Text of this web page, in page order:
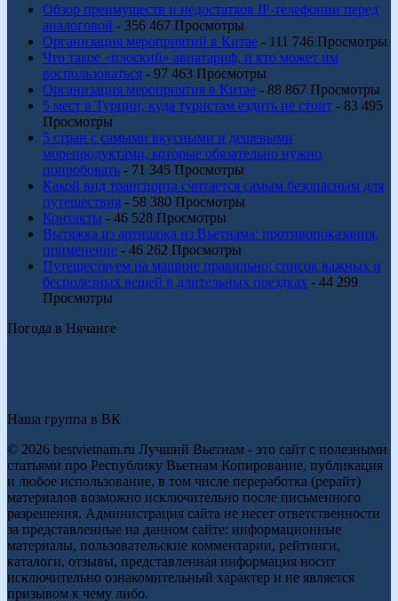
Обзор преимуществ и недостатков IP-телефонии перед
аналоговой - 356 467 Просмотры
Организация мероприятий в Китае - 111 746 Просмотры
Что такое «плоский» авиатариф, и кто может им
воспользоваться - 97 463 Просмотры
Организация мероприятия в Китае - 88 867 Просмотры
5 мест в Турции, куда туристам ездить не стоит - 83 495
Просмотры
5 стран с самыми вкусными и дешевыми
морепродуктами, которые обязательно нужно
попробовать - 71 345 Просмотры
Какой вид транспорта считается самым безопасным для
путешествия - 58 380 Просмотры
Контакты - 46 528 Просмотры
Вытяжка из артишока из Вьетнама: противопоказания,
применение - 46 262 Просмотры
Путешествуем на машине правильно: список важных и
бесполезных вещей в длительных поездках - 44 299
Просмотры
Погода в Нячанге
Наша группа в ВК
© 2026 bestvietnam.ru Лучший Вьетнам - это сайт с полезными
статьями про Республику Вьетнам Копирование, публикация
и любое использование, в том числе переработка (рерайт)
материалов возможно исключительно после письменного
разрешения. Администрация сайта не несет ответственности
за представленные на данном сайте: информационные
материалы, пользовательские комментарии, рейтинги,
каталоги, отзывы, представленная информация носит
исключительно ознакомительный характер и не является
призывом к чему либо.